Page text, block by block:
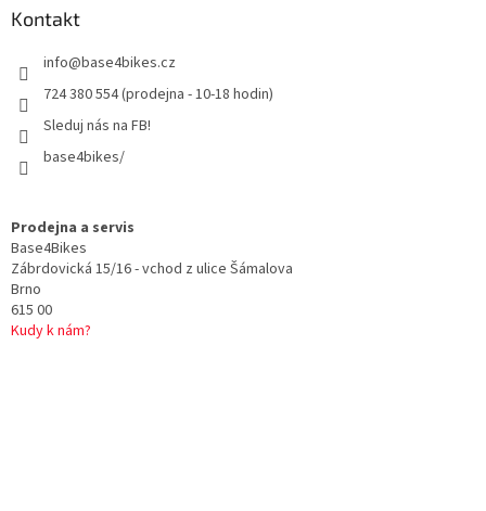
Kontakt
info@base4bikes.cz
724 380 554 (prodejna - 10-18 hodin)
Sleduj nás na FB!
base4bikes/
Prodejna a servis
Base4Bikes
Zábrdovická 15/16 - vchod z ulice Šámalova
Brno
615 00
Kudy k nám?